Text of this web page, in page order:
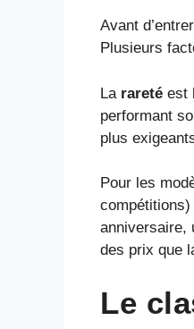
Avant
Plusieurs
La rareté est
performant
plus
Pour les
anniversaire,
des prix que
Le